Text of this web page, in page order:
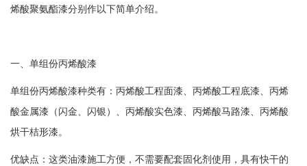
烯酸聚氨酯漆分别作以下简单介绍。
一、单组份丙烯酸漆
单组份丙烯酸漆种类有：丙烯酸工程面漆、丙烯酸工程底漆、丙烯
酸金属漆（闪金、闪银）、丙烯酸实色漆、丙烯酸马路漆、丙烯酸
烘干桔形漆。
优缺点：这类油漆施工方便，不需要配套固化剂使用，具有快干的